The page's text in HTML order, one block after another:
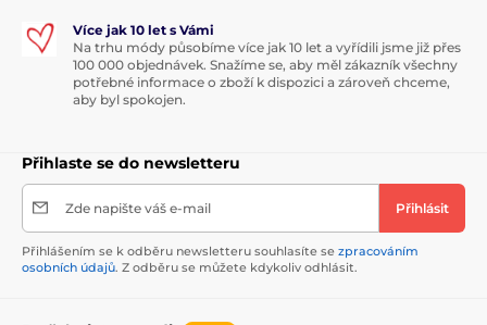
Více jak 10 let s Vámi
Na trhu módy působíme více jak 10 let a vyřídili jsme již přes
100 000 objednávek. Snažíme se, aby měl zákazník všechny
potřebné informace o zboží k dispozici a zároveň chceme,
aby byl spokojen.
Přihlaste se do newsletteru
Zde napište váš e-mail Přihlásit
Přihlášením se k odběru newsletteru souhlasíte se zpracováním
osobních údajů. Z odběru se můžete kdykoliv odhlásit.